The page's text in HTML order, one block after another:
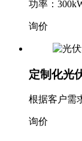
功率：
询价
定制化光
根据客户需
询价